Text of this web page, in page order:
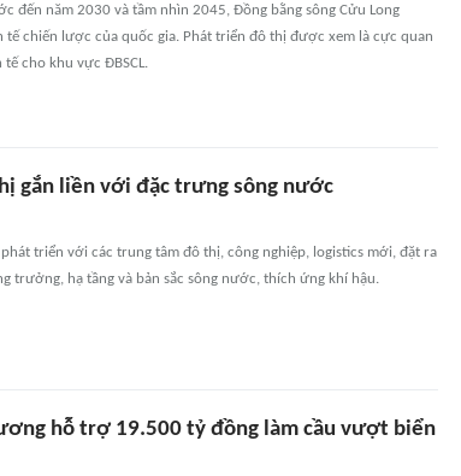
đến năm 2030 và tầm nhìn 2045, Đồng bằng sông Cửu Long
tế chiến lược của quốc gia. Phát triển đô thị được xem là cực quan
cho khu vực ĐBSCL.
gắn liền với đặc trưng sông nước
triển với các trung tâm đô thị, công nghiệp, logistics mới, đặt ra
trưởng, hạ tầng và bản sắc sông nước, thích ứng khí hậu.
hỗ trợ 19.500 tỷ đồng làm cầu vượt biển